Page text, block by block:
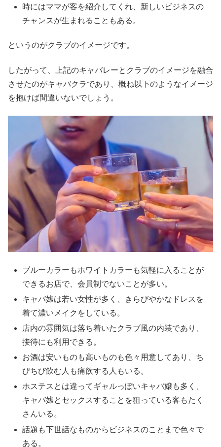
時にはママが客を紹介してくれ、新しいビジネスの
チャンスが生まれることもある。
というのがクラブのイメージです。
したがって、上記のキャバレーとクラブのイメージを融合
させたのがキャバクラであり、概ね以下のようなイメージ
を抱けば間違いないでしょう。
ブルーカラーもホワイトカラーも気軽に入ることが
できるお店で、会員制でないことが多い。
キャバ嬢は若い女性が多く、きらびやかなドレスを
着て濃いメイクをしている。
店内の雰囲気は落ち着いたクラブ風の内装であり、
接待にも利用できる。
お酒は安いものも高いものも色々用意してあり、ち
びちび飲む人も痛飲する人もいる。
ホステスとは違ってギャルっぽいキャバ嬢も多く、
キャバ嬢とセックスすることを狙っている客もたく
さんいる。
話題も下世話なものからビジネスのことまで色々で
ある。